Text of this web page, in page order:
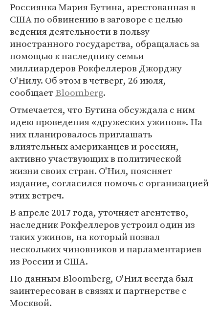
Россиянка Мария Бутина, арестованная в
США по обвинению в заговоре с целью
ведения деятельности в пользу
иностранного государства, обращалась за
помощью к наследнику семьи
миллиардеров Рокфеллеров Джорджу
О'Нилу. Об этом в четверг, 26 июля,
сообщаетBloomberg.
Отмечается, что Бутина обсуждала с ним
идею проведения «дружеских ужинов». На
них планировалось приглашать
влиятельных американцев и россиян,
активно участвующих в политической
жизни своих стран. О'Нил, поясняет
издание, согласился помочь с организацией
этих встреч.
В апреле 2017 года, уточняет агентство,
наследник Рокфеллеров устроил один из
таких ужинов, на который позвал
нескольких чиновников и парламентариев
из России и США.
По данным Bloomberg, О'Нил всегда был
заинтересован в связях и партнерстве с
Москвой.